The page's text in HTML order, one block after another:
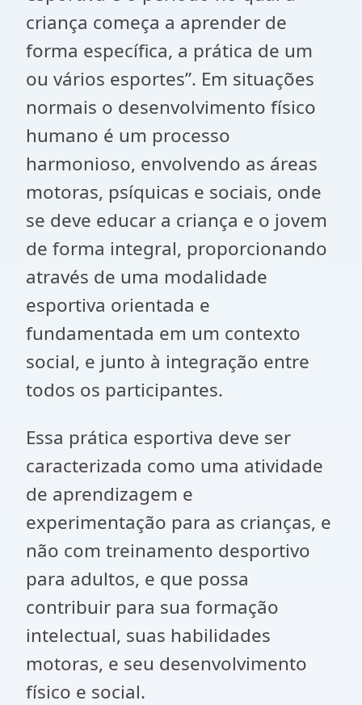
criança começa a aprender de
forma específica, a prática de um
ou vários esportes”. Em situações
normais o desenvolvimento físico
humano é um processo
harmonioso, envolvendo as áreas
motoras, psíquicas e sociais, onde
se deve educar a criança e o jovem
de forma integral, proporcionando
através de uma modalidade
esportiva orientada e
fundamentada em um contexto
social, e junto à integração entre
todos os participantes.
Essa prática esportiva deve ser
caracterizada como uma atividade
de aprendizagem e
experimentação para as crianças, e
não com treinamento desportivo
para adultos, e que possa
contribuir para sua formação
intelectual, suas habilidades
motoras, e seu desenvolvimento
físico e social.